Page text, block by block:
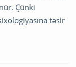
Çünki
təsir